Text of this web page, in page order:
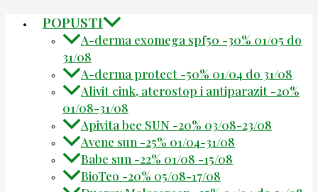
POPUSTI
A-derma exomega spf50 -30% 01/05 do
31/08
A-derma protect -50% 01/04 do 31/08
Alivit cink, aterostop i antiparazit -20%
01/08-31/08
Apivita bee SUN -20% 03/08-23/08
Avene sun -25% 01/04-31/08
Babe sun -22% 01/08 -15/08
BioTeo -20% 05/08-17/08